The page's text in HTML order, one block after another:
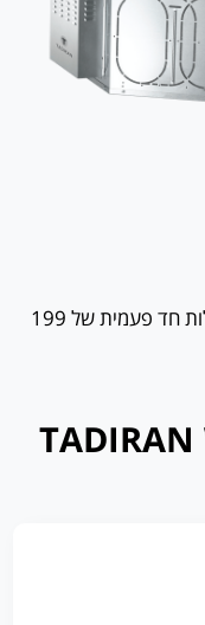
שנה ראשונה עפ דין, שנתיים נוספות בעלות חד פעמית של 199